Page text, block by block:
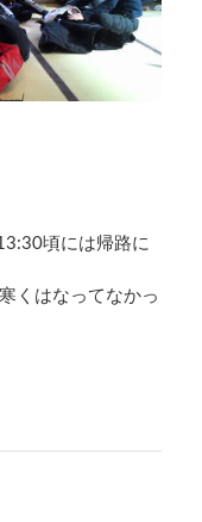
頃には帰路に
くはなってなかっ